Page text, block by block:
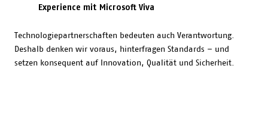
Experience mit Microsoft Viva
Technologiepartnerschaften bedeuten auch Verantwortung.
Deshalb denken wir voraus, hinterfragen Standards – und
setzen konsequent auf Innovation, Qualität und Sicherheit.